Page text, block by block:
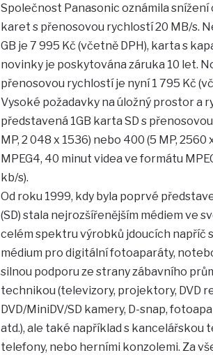
Společnost Panasonic oznámila
karet s přenosovou rychlostí 20 MB/s.
GB je 7 995 Kč (včetně DPH), karta s
novinky je poskytována záruka 10 let.
přenosovou rychlostí je nyní 1 795 Kč
Vysoké požadavky na úložný prostor a
představená 1GB karta SD s
MP, 2 048 x 1536) nebo 400 (5 MP,
MPEG4, 40 minut videa ve formátu
kb/s).
Od roku 1999, kdy byla poprvé
(SD) stala nejrozšířenějším médiem ve
celém spektru výrobků jdoucích napříč
médium pro digitální fotoaparáty,
silnou podporu ze strany zábavního
technikou (televizory, projektory, DVD
DVD/MiniDV/SD kamery, D-snap,
atd.), ale také například s
telefony, nebo herními konzolemi. Za